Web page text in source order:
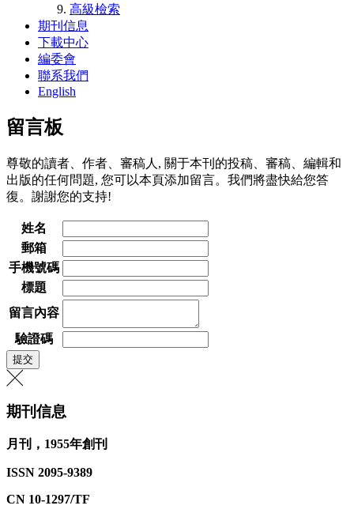
高級檢索
期刊信息
下載中心
編委會
聯系我們
English
留言板
尊敬的讀者、作者、審稿人, 關于本刊的投稿、審稿、編輯和
出版的任何問題, 您可以本頁添加留言。我們將盡快給您答
復。謝謝您的支持!
姓名
郵箱
手機號碼
標題
留言內容
驗證碼
期刊信息
月刊，1955年創刊
ISSN 2095-9389
CN 10-1297/TF